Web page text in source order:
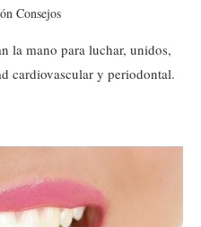
Consejos
la mano para luchar, unidos,
cardiovascular y periodontal.